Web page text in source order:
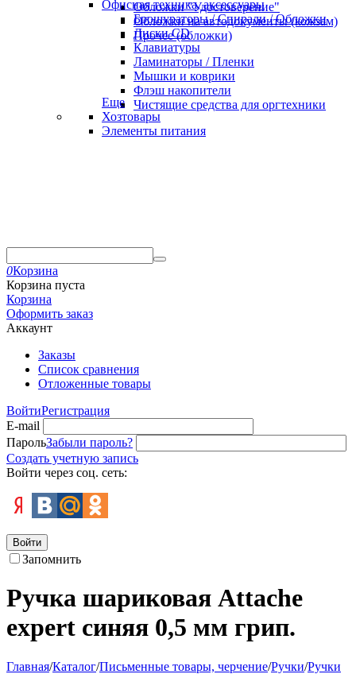
Обложки "Удостоверение"
Обложки на автодокументы (кожзам)
Прочее (обложки)
Офисная техника, аксессуары
Брошураторы / Спирали / Обложки
Диски CD
Клавиатуры
Ламинаторы / Пленки
Мышки и коврики
Флэш накопители
Чистящие средства для оргтехники
Еще
Хозтовары
Элементы питания
0Корзина
Корзина пуста
Корзина
Оформить заказ
Аккаунт
Заказы
Список сравнения
Отложенные товары
ВойтиРегистрация
E-mail
ПарольЗабыли пароль?
Создать учетную запись
Войти через соц. сеть:
Войти
Запомнить
Ручка шариковая Attache
expert синяя 0,5 мм грип.
Главная/Каталог/Письменные товары, черчение/Ручки/Ручки